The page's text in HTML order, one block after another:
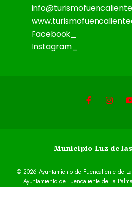
Facebook_
Instagram_
Municipio Luz de
© 2026 Ayuntamiento de Fuencaliente de
Ayuntamiento de Fuencaliente de La